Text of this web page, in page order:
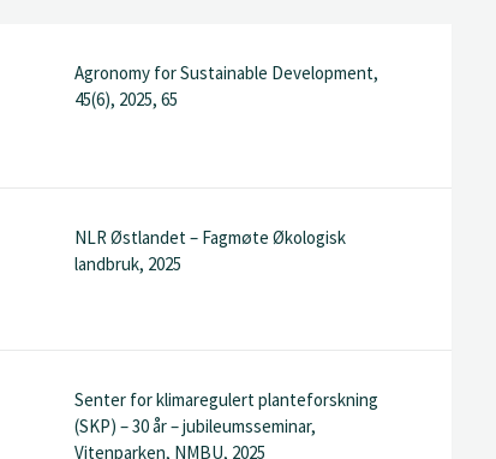
Agronomy for Sustainable Development,
45(6), 2025, 65
NLR Østlandet – Fagmøte Økologisk
landbruk, 2025
Senter for klimaregulert planteforskning
(SKP) – 30 år – jubileumsseminar,
Vitenparken, NMBU, 2025